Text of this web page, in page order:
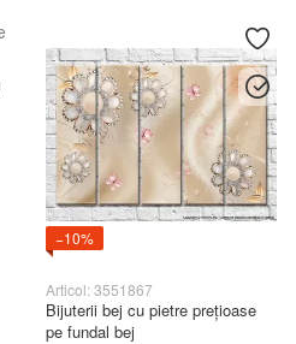
−10%
Articol: 3551867
Bijuterii bej cu pietre prețioase
pe fundal bej